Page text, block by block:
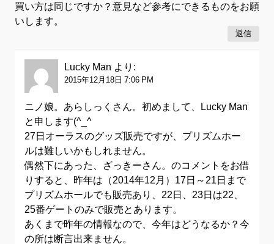
買い方は同じですか？意見など参考にできるものをお願
いします。
返信
Lucky Man より:
2015年12月18日 7:06 PM
ニノ娘。あらしっくさん。初めまして、Lucky Man
と申します(^_^ゞ
27日オーラスのグッズ販売ですが、プリズムホー
ルは難しいかもしれません。
偶然下にあった、ざっきーさん。のコメントをお借
りすると、昨年は（2014年12月）17日～21日まで
プリズムホールでも販売あり、22日、23日は22、
25番ゲートのみで販売とあります。
あくまで昨年の情報なので、今年はどうなるか？今
の所は断言出来ません。